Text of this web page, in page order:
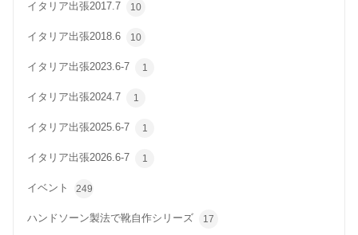
イタリア出張2017.7 10
イタリア出張2018.6 10
イタリア出張2023.6-7 1
イタリア出張2024.7 1
イタリア出張2025.6-7 1
イタリア出張2026.6-7 1
イベント 249
ハンドソーン製法で靴自作シリーズ 17